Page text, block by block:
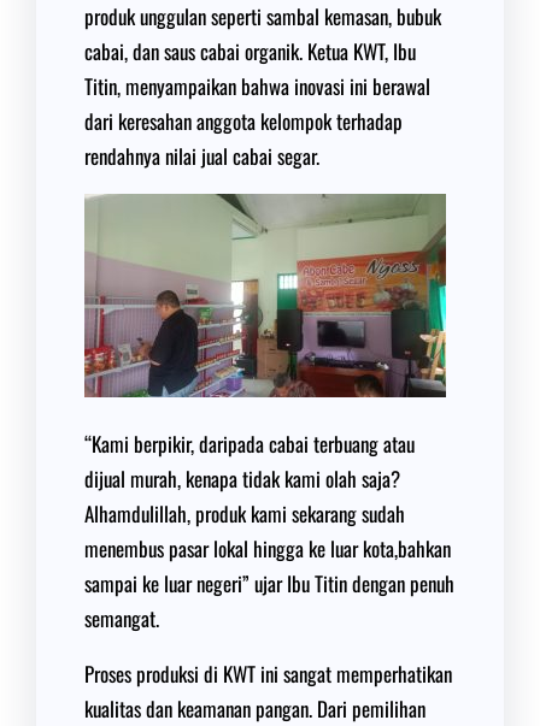
produk unggulan seperti sambal kemasan, bubuk
cabai, dan saus cabai organik. Ketua KWT, Ibu
Titin, menyampaikan bahwa inovasi ini berawal
dari keresahan anggota kelompok terhadap
rendahnya nilai jual cabai segar.
“Kami berpikir, daripada cabai terbuang atau
dijual murah, kenapa tidak kami olah saja?
Alhamdulillah, produk kami sekarang sudah
menembus pasar lokal hingga ke luar kota,bahkan
sampai ke luar negeri” ujar Ibu Titin dengan penuh
semangat.
Proses produksi di KWT ini sangat memperhatikan
kualitas dan keamanan pangan. Dari pemilihan